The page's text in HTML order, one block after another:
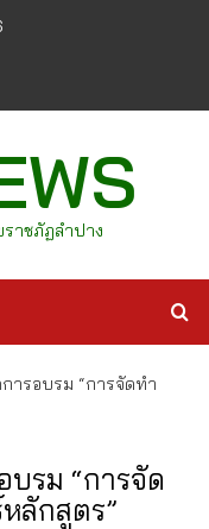
าชภัฏลำปาง
ารอบรม “การจัดทำ
รม “การจัด
ลักสูตร”